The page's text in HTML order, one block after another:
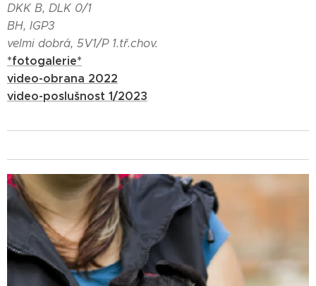
DKK B, DLK 0/1
BH, IGP3
velmi dobrá, 5V1/P 1.tř.chov.
*fotogalerie*
video-obrana 2022
video-poslušnost 1/2023